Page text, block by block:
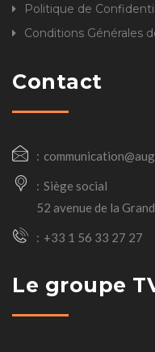
Politique de
Conditions Générales
Contact
Siège social
52 avenue de la
+33 1 56 33 27 27
Le groupe